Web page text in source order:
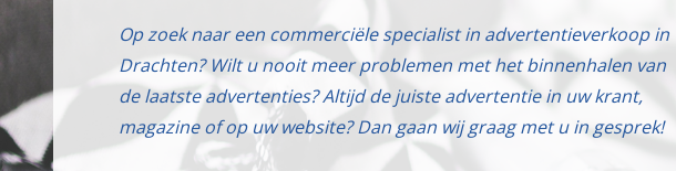
Op zoek naar een commerciële specialist in advertentieverkoop in
Drachten? Wilt u nooit meer problemen met het binnenhalen van
de laatste advertenties? Altijd de juiste advertentie in uw krant,
magazine of op uw website? Dan gaan wij graag met u in gesprek!